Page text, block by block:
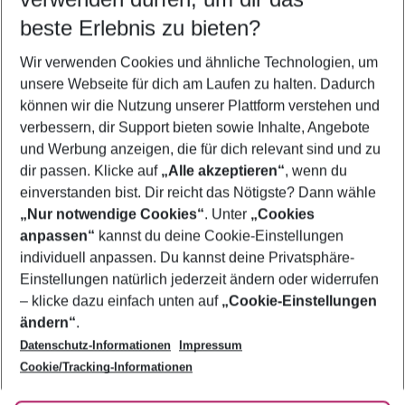
5-8 Nächte
2 Erwachsene Keine Kinder
Mehr Filter anzeigen
Footer
Footer navigation
Über uns
AGB
Bestpreisgarantie
Cookie-Einstellungen ändern
Cookie-Richtlinie
Agenturbetreuung
Barrierefreies Reisen
Folge uns
beste Erlebnis zu bieten?
Wir verwenden Cookies und ähnliche Technologien, um
unsere Webseite für dich am Laufen zu halten. Dadurch
können wir die Nutzung unserer Plattform verstehen und
verbessern, dir Support bieten sowie Inhalte, Angebote
und Werbung anzeigen, die für dich relevant sind und zu
dir passen. Klicke auf „Alle akzeptieren“, wenn du
einverstanden bist. Dir reicht das Nötigste? Dann wähle
„Nur notwendige Cookies“. Unter „Cookies
anpassen“ kannst du deine Cookie-Einstellungen
individuell anpassen. Du kannst deine Privatsphäre-
Einstellungen natürlich jederzeit ändern oder widerrufen
– klicke dazu einfach unten auf „Cookie-Einstellungen
ändern“.
Datenschutz-Informationen
Impressum
Cookie/Tracking-Informationen